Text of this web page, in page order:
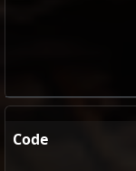
Code